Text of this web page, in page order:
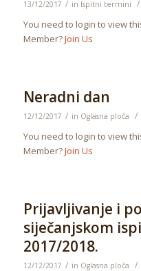
13/12/2017 / in Ispitni termini /
You need to login to view
Member?Join Us
Neradni dan
12/12/2017 / in Oglasna ploča /
You need to login to view
Member?Join Us
Prijavljivanje i
siječanjskom
2017/2018.
12/12/2017 / in Oglasna ploča /